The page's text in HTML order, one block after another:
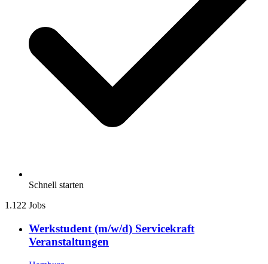
Schnell starten
1.122 Jobs
Werkstudent (m/w/d) Servicekraft
Veranstaltungen